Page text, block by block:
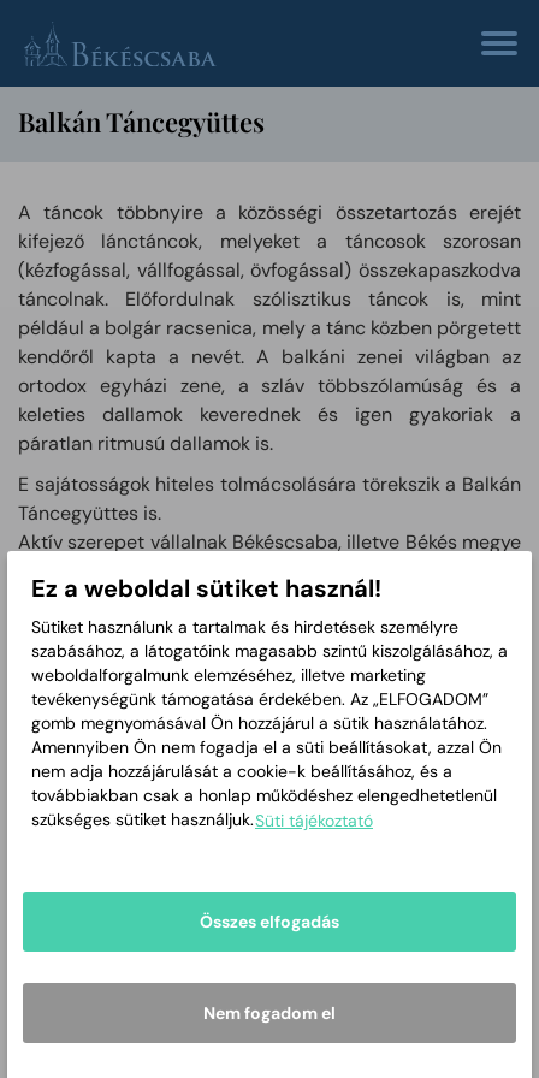
Balkán Táncegyüttes
A táncok többnyire a közösségi összetartozás erejét
kifejező lánctáncok, melyeket a táncosok szorosan
(kézfogással, vállfogással, övfogással) összekapaszkodva
táncolnak. Előfordulnak szólisztikus táncok is, mint
például a bolgár racsenica, mely a tánc közben pörgetett
kendőről kapta a nevét. A balkáni zenei világban az
ortodox egyházi zene, a szláv többszólamúság és a
keleties dallamok keverednek és igen gyakoriak a
páratlan ritmusú dallamok is.
E sajátosságok hiteles tolmácsolására törekszik a Balkán
Táncegyüttes is.
Aktív szerepet vállalnak Békéscsaba, illetve Békés megye
nagyrendezvényeknek, helyi fesztiváloknak,
falunapoknak, jótékonysági műsoroknak.
Több alkalommal vettek részt külföldi fesztiválokon, ahol
nagy sikerrel mutatták be műsorukat. Az elmúlt néhány
évben szoros kapcsolatot építettek ki a Szegedi
Nemzetiségi Önkormányzatok Társulásával, illetve a
Szegedi Bolgár Nemzetiségi Önkormányzattal, melyek
rendezvényeit rendszeresen látogatják, illetve a
Fegyveres Erők Klubjában (FEK), ahol görög, bolgár és
szerb és makedón táncokkal ismerkedhetnek meg az
érdeklődők. 2004 óta házigazdái Békéscsabán a Balkán
Hangja Fesztiválnak, mely folklórműsorokon, népzenei
koncerteken, gasztronómiai bemutatókon keresztül
igyekszik megismertetni a helyi közönséggel a balkáni
Ez a weboldal sütiket használ!
Sütiket használunk a tartalmak és hirdetések személyre
szabásához, a látogatóink magasabb szintű kiszolgálásához, a
weboldalforgalmunk elemzéséhez, illetve marketing
tevékenységünk támogatása érdekében. Az „ELFOGADOM”
gomb megnyomásával Ön hozzájárul a sütik használatához.
Amennyiben Ön nem fogadja el a süti beállításokat, azzal Ön
nem adja hozzájárulását a cookie-k beállításához, és a
továbbiakban csak a honlap működéshez elengedhetetlenül
szükséges sütiket használjuk.Süti tájékoztató
Összes elfogadás
Nem fogadom el